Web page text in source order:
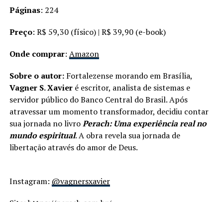
Páginas: 224
Preço: R$ 59,30 (físico) | R$ 39,90 (e-book)
Onde comprar: Amazon
Sobre o autor:Fortalezense morando em Brasília,
Vagner S. Xavieré escritor, analista de sistemas e
servidor público do Banco Central do Brasil. Após
atravessar um momento transformador, decidiu contar
sua jornada no livroPerach: Uma experiência real no
mundo espiritual. A obra revela sua jornada de
libertação através do amor de Deus.
Instagram: @vagnersxavier